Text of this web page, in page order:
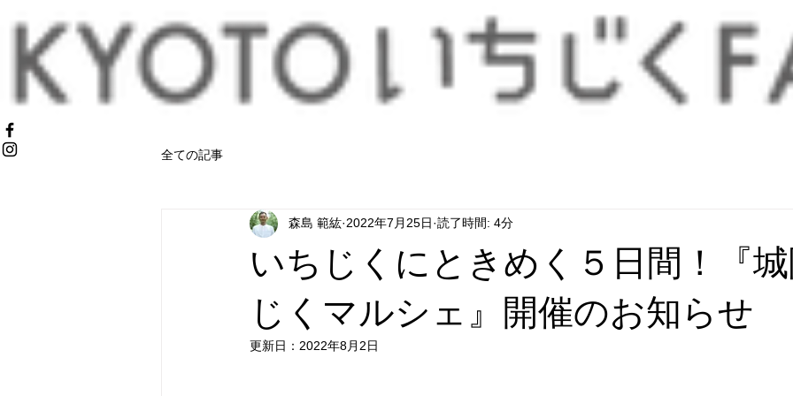
全ての記事
いちじくにときめく５日間！『
じくマルシェ』開催のお知らせ
森島 範紘 2022年7月25日 読了時間: 4分
更新日： 2022年8月2日